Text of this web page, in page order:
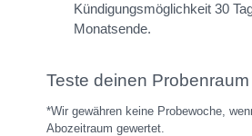
Kündigungsmöglichkeit 30
Monatsende.
Teste deinen
*Wir gewähren keine Probewoche,
Abozeitraum gewertet.